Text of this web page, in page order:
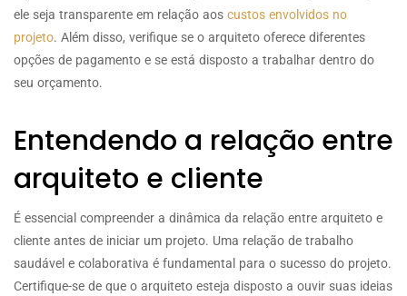
ele seja transparente em relação aos custos envolvidos no
projeto. Além disso, verifique se o arquiteto oferece diferentes
opções de pagamento e se está disposto a trabalhar dentro do
seu orçamento.
Entendendo a relação entre
arquiteto e cliente
É essencial compreender a dinâmica da relação entre arquiteto e
cliente antes de iniciar um projeto. Uma relação de trabalho
saudável e colaborativa é fundamental para o sucesso do projeto.
Certifique-se de que o arquiteto esteja disposto a ouvir suas ideias